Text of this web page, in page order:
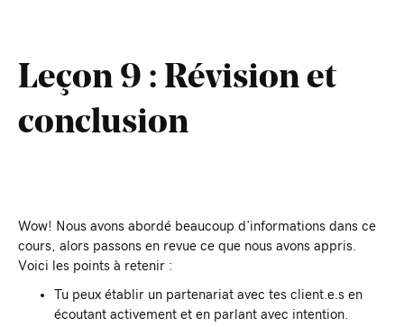
Leçon 9 : Révision et
conclusion
Wow! Nous avons abordé beaucoup d’informations dans ce
cours, alors passons en revue ce que nous avons appris.
Voici les points à retenir :
Tu peux établir un partenariat avec tes client.e.s en
écoutant activement et en parlant avec intention.